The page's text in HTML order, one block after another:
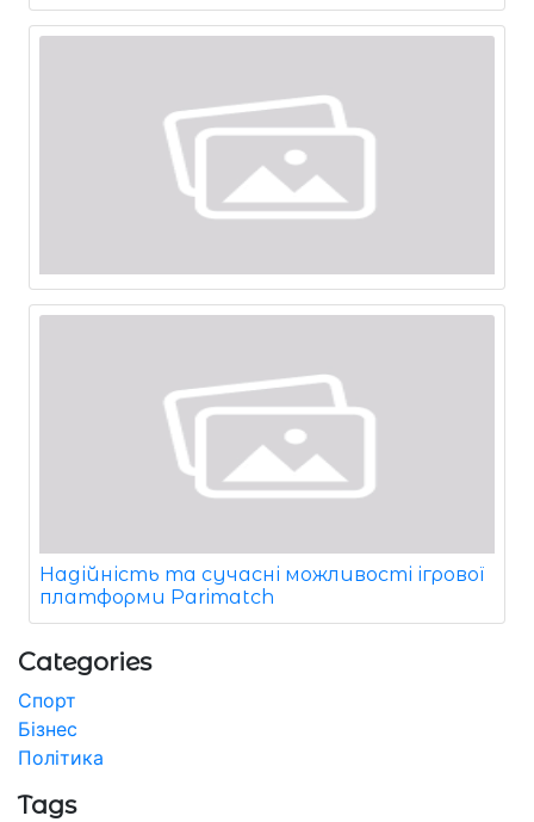
Надійність та сучасні можливості ігрової
платформи Parimatch
Categories
Спорт
Бізнес
Політика
Tags